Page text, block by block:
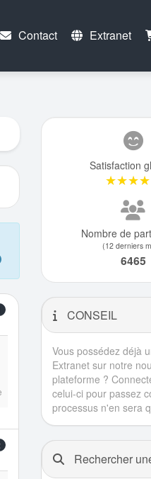
Contact
Extranet
Satisfaction
Nombre de
(12 derniers
6465
CONSEIL
Vous possédez déjà
Extranet sur notre
plateforme ?
celui-ci pour passez
processus n'en sera
Rechercher